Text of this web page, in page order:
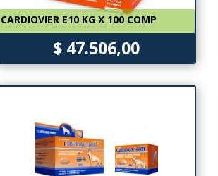
CARDIOVIER E10 KG X 100 COMP
$ 47.506,00